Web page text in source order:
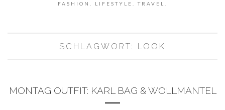
FASHION. LIFESTYLE. TRAVEL.
SCHLAGWORT: LOOK
MONTAG OUTFIT: KARL BAG & WOLLMANTEL